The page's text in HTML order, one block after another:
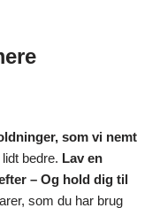
som vi nemt
bedre. Lav en
– Og hold dig til
som du har brug